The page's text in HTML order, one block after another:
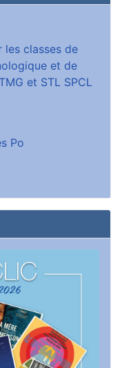
les classes de
et de
et STL SPCL
Po